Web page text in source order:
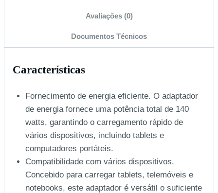
Avaliações (0)
Documentos Técnicos
Características
Fornecimento de energia eficiente. O adaptador
de energia fornece uma potência total de 140
watts, garantindo o carregamento rápido de
vários dispositivos, incluindo tablets e
computadores portáteis.
Compatibilidade com vários dispositivos.
Concebido para carregar tablets, telemóveis e
notebooks, este adaptador é versátil o suficiente